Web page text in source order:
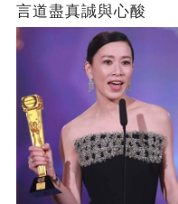
言道盡真誠與心酸